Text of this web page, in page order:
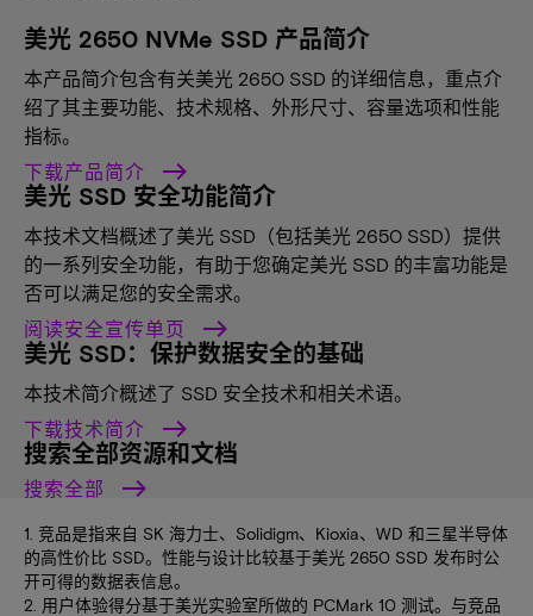
美光 2650 NVMe SSD 产品简介
本产品简介包含有关美光 2650 SSD 的详细信息，重点介
绍了其主要功能、技术规格、外形尺寸、容量选项和性能
指标。
下载产品简介
美光 SSD 安全功能简介
本技术文档概述了美光 SSD（包括美光 2650 SSD）提供
的一系列安全功能，有助于您确定美光 SSD 的丰富功能是
否可以满足您的安全需求。
阅读安全宣传单页
美光 SSD：保护数据安全的基础
本技术简介概述了 SSD 安全技术和相关术语。
下载技术简介
搜索全部资源和文档
搜索全部
1. 竞品是指来自 SK 海力士、Solidigm、Kioxia、WD 和三星半导体
的高性价比 SSD。性能与设计比较基于美光 2650 SSD 发布时公
开可得的数据表信息。
2. 用户体验得分基于美光实验室所做的 PCMark 10 测试。与竞品